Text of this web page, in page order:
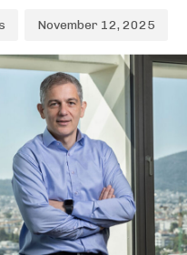
November 12, 2025